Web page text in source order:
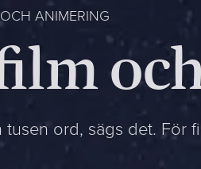
ANIMERING
ord, sägs det. För